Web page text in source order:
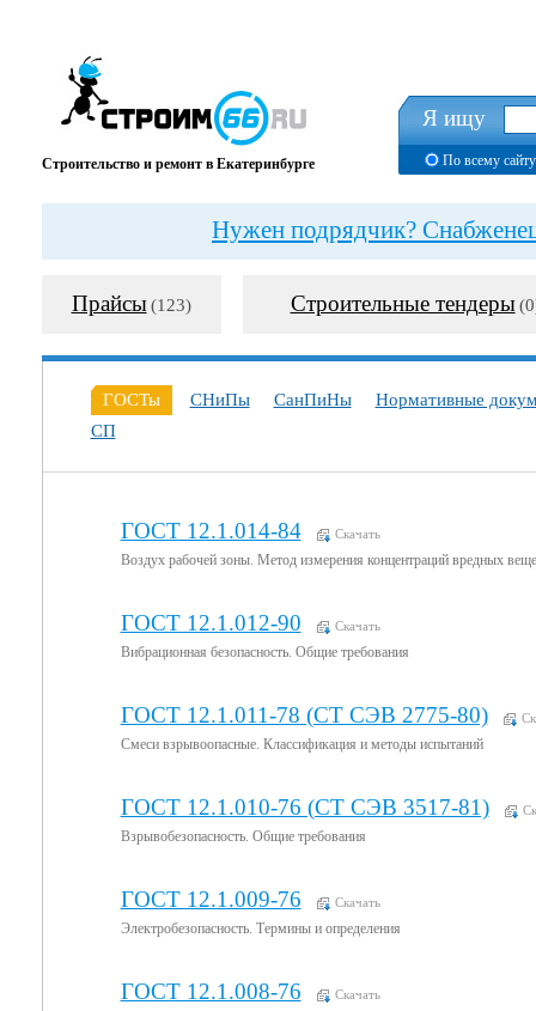
Строительство и ремонт в Екатеринбурге
Я ищу
По всему сайту
Нужен подрядчик?
Прайсы (123) Строительные тендеры
ГОСТы СНиПы СанПиНы
Нормативные
СП
ГОСТ 12.1.014-84 Скачать
Воздух рабочей зоны. Метод измерения концентраций вредных
ГОСТ 12.1.012-90 Скачать
Вибрационная безопасность. Общие требования
ГОСТ 12.1.011-78 (СТ СЭВ 2775-80)
Смеси взрывоопасные. Классификация и методы испытаний
ГОСТ 12.1.010-76 (СТ СЭВ 3517-81)
Взрывобезопасность. Общие требования
ГОСТ 12.1.009-76 Скачать
Электробезопасность. Термины и определения
ГОСТ 12.1.008-76 Скачать